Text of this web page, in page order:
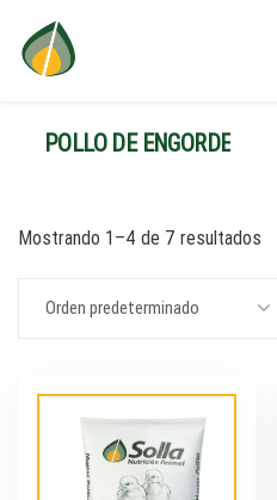
POLLO DE ENGORDE
Mostrando 1–4 de 7 resultados
Orden predeterminado